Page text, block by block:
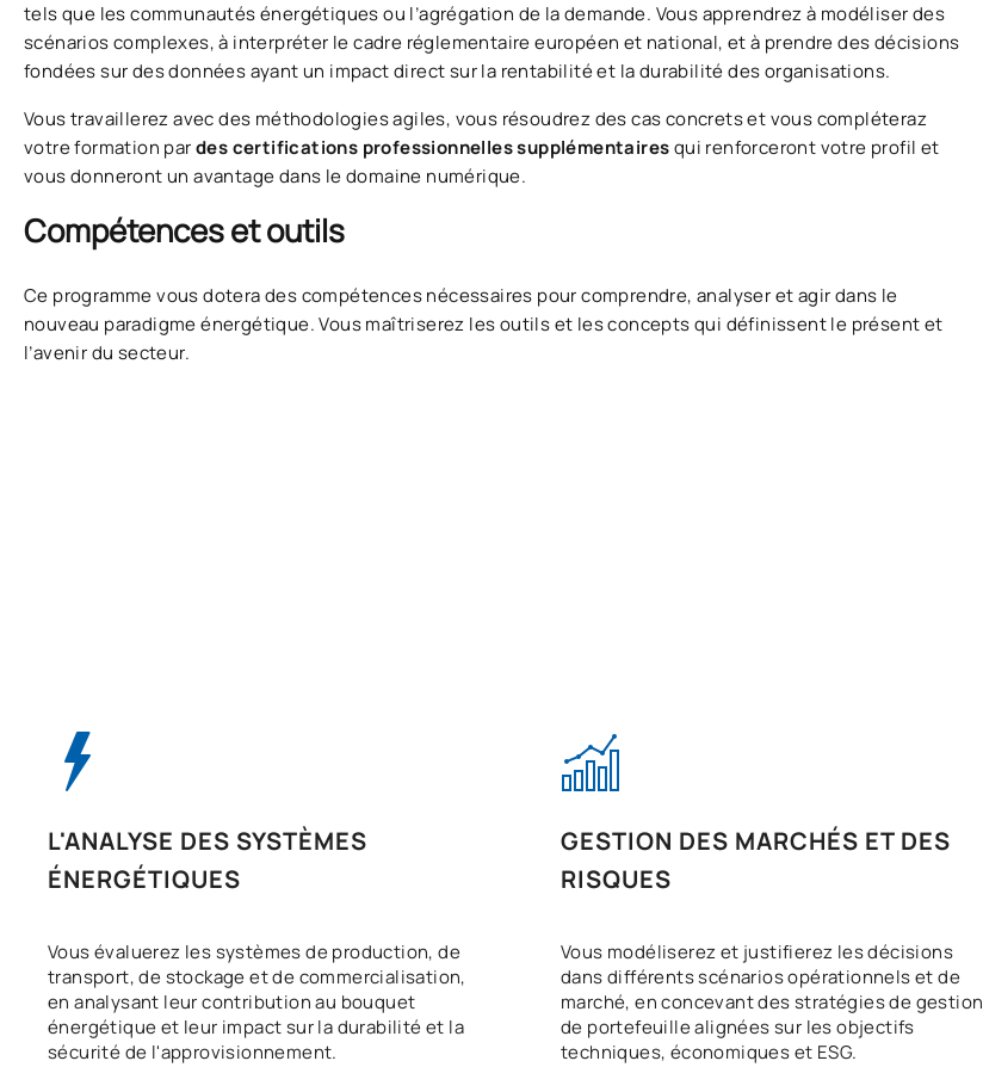
tels que les communautés énergétiques ou l’agrégation de la demande. Vous apprendrez à modéliser des
scénarios complexes, à interpréter le cadre réglementaire européen et national, et à prendre des décisions
fondées sur des données ayant un impact direct sur la rentabilité et la durabilité des organisations.
Vous travaillerez avec des méthodologies agiles, vous résoudrez des cas concrets et vous compléteraz
votre formation pardes certifications professionnelles supplémentairesqui renforceront votre profil et
vous donneront un avantage dans le domaine numérique.
Compétences et outils
Ce programme vous dotera des compétences nécessaires pour comprendre, analyser et agir dans le
nouveau paradigme énergétique. Vous maîtriserez les outils et les concepts qui définissent le présent et
l’avenir du secteur.
L'ANALYSE DES SYSTÈMES
ÉNERGÉTIQUES
Vous évaluerez les systèmes de production, de
transport, de stockage et de commercialisation,
en analysant leur contribution au bouquet
énergétique et leur impact sur la durabilité et la
sécurité de l'approvisionnement.
GESTION DES MARCHÉS ET DES
RISQUES
Vous modéliserez et justifierez les décisions
dans différents scénarios opérationnels et de
marché, en concevant des stratégies de gestion
de portefeuille alignées sur les objectifs
techniques, économiques et ESG.